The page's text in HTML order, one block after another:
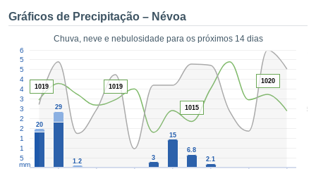
para
fornecer-
de alta
sem
custo.
botão
ao
ACEITAR
CONTINUAR
CONFIGURAÇÕES
Gráficos de Precipitação – Névoa
Chuva, neve e nebulosidade para os próximos 14 dias
50
45
mm
20
29
3
15
6.8
2.1
1.2
1019 1019
1015
1020